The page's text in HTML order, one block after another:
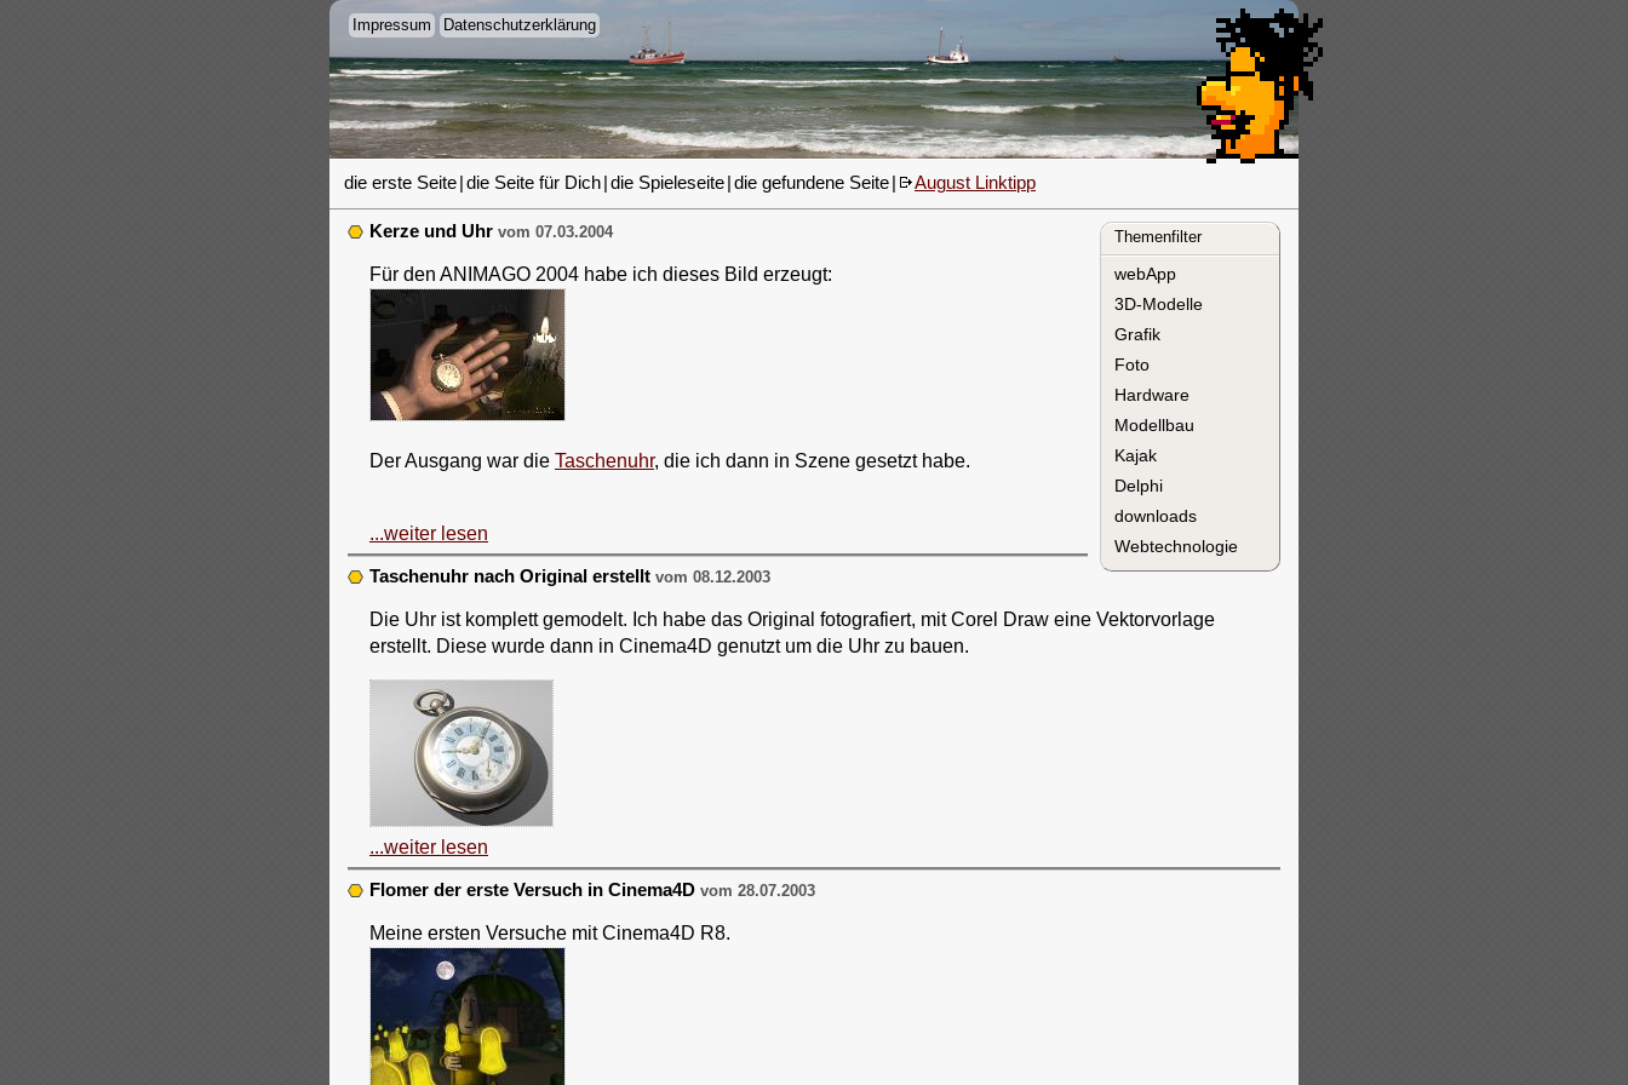
Impressum Datenschutzerklärung
die erste Seite die Seite für Dich die Spieleseite die gefundene Seite August Linktipp
Themenfilter
webApp
3D-Modelle
Grafik
Foto
Hardware
Modellbau
Kajak
Delphi
downloads
Webtechnologie
Kerze und Uhr vom 07.03.2004
Für den ANIMAGO 2004 habe ich dieses Bild erzeugt:
Der Ausgang war die Taschenuhr, die ich dann in Szene gesetzt habe.
...weiter lesen
Taschenuhr nach Original erstellt vom 08.12.2003
Die Uhr ist komplett gemodelt. Ich habe das Original fotografiert, mit Corel Draw eine Vektorvorlage
erstellt. Diese wurde dann in Cinema4D genutzt um die Uhr zu bauen.
...weiter lesen
Flomer der erste Versuch in Cinema4D vom 28.07.2003
Meine ersten Versuche mit Cinema4D R8.